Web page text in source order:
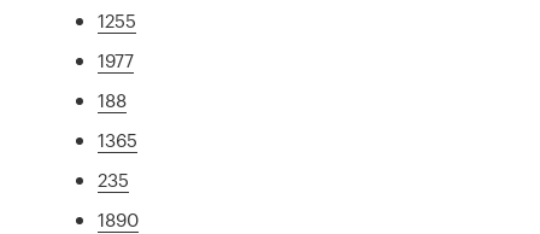
1255
1977
188
1365
235
1890